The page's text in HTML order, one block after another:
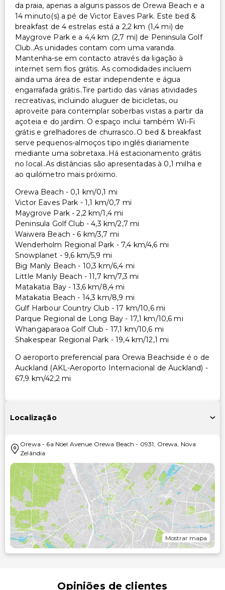
da praia, apenas a alguns passos de Orewa Beach e a
14 minuto(s) a pé de Victor Eaves Park. Este bed &
breakfast de 4 estrelas está a 2,2 km (1,4 mi) de
Maygrove Park e a 4,4 km (2,7 mi) de Peninsula Golf
Club..As unidades contam com uma varanda.
Mantenha-se em contacto através da ligação à
internet sem fios grátis. As comodidades incluem
ainda uma área de estar independente e água
engarrafada grátis..Tire partido das várias atividades
recreativas, incluindo aluguer de bicicletas, ou
aproveite para contemplar soberbas vistas a partir da
açoteia e do jardim. O espaço inclui também Wi-Fi
grátis e grelhadores de churrasco..O bed & breakfast
serve pequenos-almoços tipo inglês diariamente
mediante uma sobretaxa..Há estacionamento grátis
no local..As distâncias são apresentadas à 0,1 milha e
ao quilómetro mais próximo.
Orewa Beach - 0,1 km/0,1 mi
Victor Eaves Park - 1,1 km/0,7 mi
Maygrove Park - 2,2 km/1,4 mi
Peninsula Golf Club - 4,3 km/2,7 mi
Waiwera Beach - 6 km/3,7 mi
Wenderholm Regional Park - 7,4 km/4,6 mi
Snowplanet - 9,6 km/5,9 mi
Big Manly Beach - 10,3 km/6,4 mi
Little Manly Beach - 11,7 km/7,3 mi
Matakatia Bay - 13,6 km/8,4 mi
Matakatia Beach - 14,3 km/8,9 mi
Gulf Harbour Country Club - 17 km/10,6 mi
Parque Regional de Long Bay - 17,1 km/10,6 mi
Whangaparaoa Golf Club - 17,1 km/10,6 mi
Shakespear Regional Park - 19,4 km/12,1 mi
O aeroporto preferencial para Orewa Beachside é o de
Auckland (AKL-Aeroporto Internacional de Auckland) -
67,9 km/42,2 mi
Localização
Orewa - 6a Noel Avenue Orewa Beach - 0931 Orewa Nova
Zelândia
Mostrar mapa
Opiniões de clientes